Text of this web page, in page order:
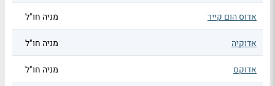
אדוס הום קייר מניה חו"ל
אדוקיה מניה חו"ל
אדוקס מניה חו"ל